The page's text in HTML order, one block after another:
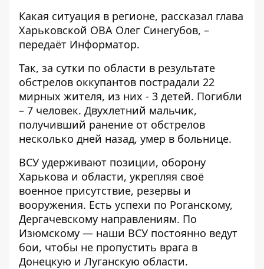
Какая ситуация в регионе, рассказал глава
Харьковской ОВА Олег Синегубов, –
передаёт Информатор.
Так, за сутки по области в результате
обстрелов оккупантов пострадали 22
мирных жителя, из них - 3 детей. Погибли
– 7 человек. Двухлетний мальчик,
получивший ранение от обстрелов
несколько дней назад, умер в больнице.
ВСУ удерживают позиции, оборону
Харькова и области, укрепляя своё
военное присутствие, резервы и
вооружения. Есть успехи по Роганскому,
Дергачевскому направлениям. По
Изюмскому — наши ВСУ постоянно ведут
бои, чтобы не пропустить врага в
Донецкую и Луганскую области.